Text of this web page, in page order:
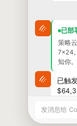
已部
策略
7×24
知你。
已触
发消息给